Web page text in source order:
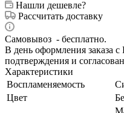
Нашли дешевле?
Рассчитать доставку
Самовывоз - бесплатно.
В день оформления заказа
подтверждения и
Характеристики
Воспламеняемость
Цвет